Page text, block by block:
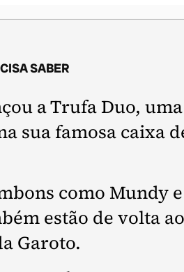
SABER
a Trufa Duo, uma
sua famosa caixa
como Mundy e
estão de volta ao
Garoto.